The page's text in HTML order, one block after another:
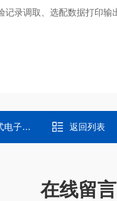
记录调取、选配数据打印输
试验机 返回列表
在线留言